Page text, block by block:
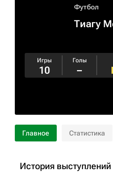
Футбол
Тиагу
Игры
10
Голы
–
Главное Статистика
История выступлений